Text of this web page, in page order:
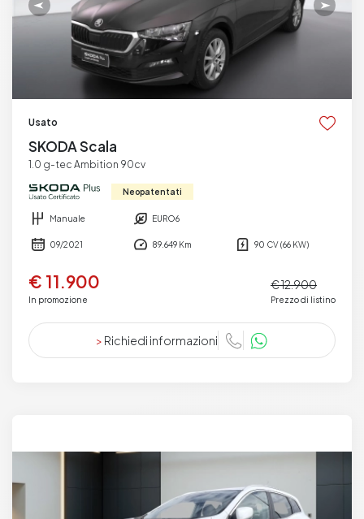
Usato
SKODA Scala
1.0 g-tec Ambition 90cv
Neopatentati
Manuale EURO6
09/2021 89.649 Km 90 CV (66 KW)
€ 11.900
In promozione
€ 12.900
Prezzo di listino
> Richiedi informazioni